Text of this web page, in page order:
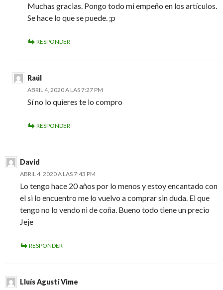
Muchas gracias. Pongo todo mi empeño en los artículos.
Se hace lo que se puede. ;p
RESPONDER
Raúl
ABRIL 4, 2020 A LAS 7:27 PM
Sí no lo quieres te lo compro
RESPONDER
David
ABRIL 4, 2020 A LAS 7:43 PM
Lo tengo hace 20 años por lo menos y estoy encantado con
el si lo encuentro me lo vuelvo a comprar sin duda. El que
tengo no lo vendo ni de coña. Bueno todo tiene un precio
Jeje
RESPONDER
Lluís Agustí Vime